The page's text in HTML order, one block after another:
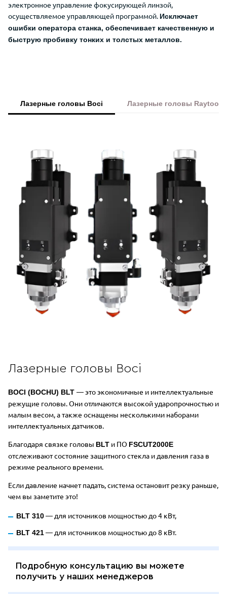
электронное управление фокусирующей линзой,
осуществляемое управляющей программой. Исключает
ошибки оператора станка, обеспечивает качественную и
быструю пробивку тонких и толстых металлов.
Лазерные головы Boci Лазерные головы Raytools
Лазерные головы Boci
BOCI (BOCHU) BLT — это экономичные и интеллектуальные
режущие головы. Они отличаются высокой ударопрочностью и
малым весом, а также оснащены несколькими наборами
интеллектуальных датчиков.
Благодаря связке головы BLT и ПО FSCUT2000E
отслеживают состояние защитного стекла и давления газа в
режиме реального времени.
Если давление начнет падать, система остановит резку раньше,
чем вы заметите это!
BLT 310— для источников мощностью до 4 кВт,
BLT 421— для источников мощностью до 8 кВт.
Подробную консультацию вы можете
получить у наших менеджеров